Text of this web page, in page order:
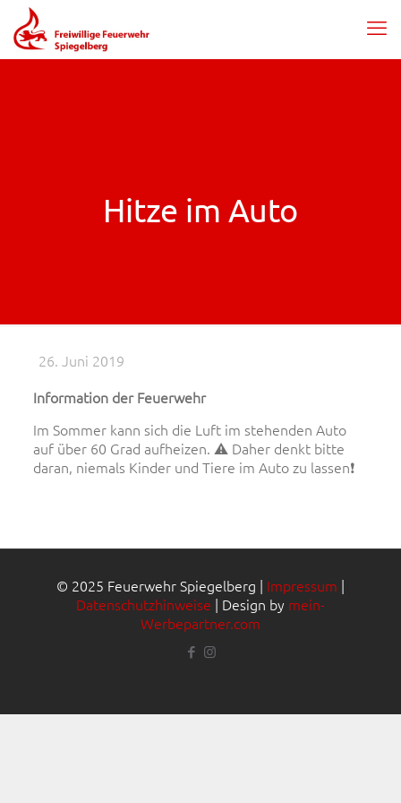
Hitze im Auto
26. Juni 2019
Information der Feuerwehr
Im Sommer kann sich die Luft im stehenden Auto
auf über 60 Grad aufheizen. ⚠️ Daher denkt bitte
daran, niemals Kinder und Tiere im Auto zu lassen❗️
© 2025 Feuerwehr Spiegelberg | Impressum |
Datenschutzhinweise | Design by mein-
Werbepartner.com